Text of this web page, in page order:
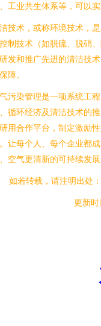
工业共生体系等，可以
技术，或称环境技术，
制技术（如脱硫、脱硝
发和推广先进的清洁技
障。
污染管理是一项系统工
循环经济及清洁技术的
用合作平台，制定激励
让每个人、每个企业都
空气更清新的可持续发展
如若转载，请注明出处
更新